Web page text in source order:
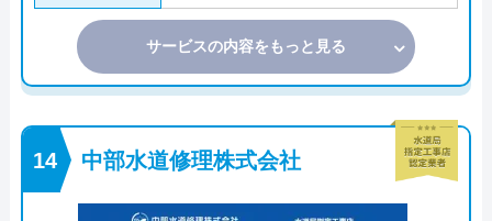
サービスの内容をもっと見る
中部水道修理株式会社